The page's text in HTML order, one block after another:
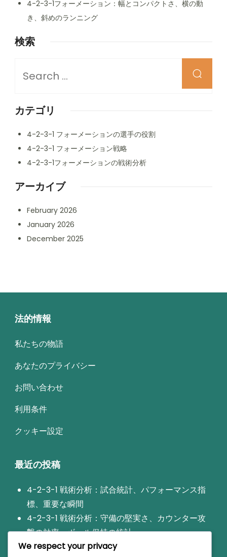
4-2-3-1フォーメーション：幅とコンパクトさ、横の動
き、斜めのランニング
検索
for
カテゴリ
4-2-3-1 フォーメーションの選手の役割
4-2-3-1 フォーメーション戦略
4-2-3-1フォーメーションの戦術分析
アーカイブ
February 2026
January 2026
December 2025
法的情報
私たちの物語
あなたのプライバシー
お問い合わせ
利用条件
クッキー設定
最近の投稿
4-2-3-1 戦術分析：試合統計、パフォーマンス指
標、重要な瞬間
4-2-3-1 戦術分析：守備の堅実さ、カウンター攻
撃の効率、ボール保持の統計
4-2-3-1フォーメーション：ビルドアップフェー
We respect your privacy